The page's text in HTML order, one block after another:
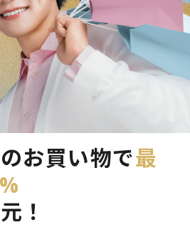
件達成で
お買い物で最
！
定期券で
％